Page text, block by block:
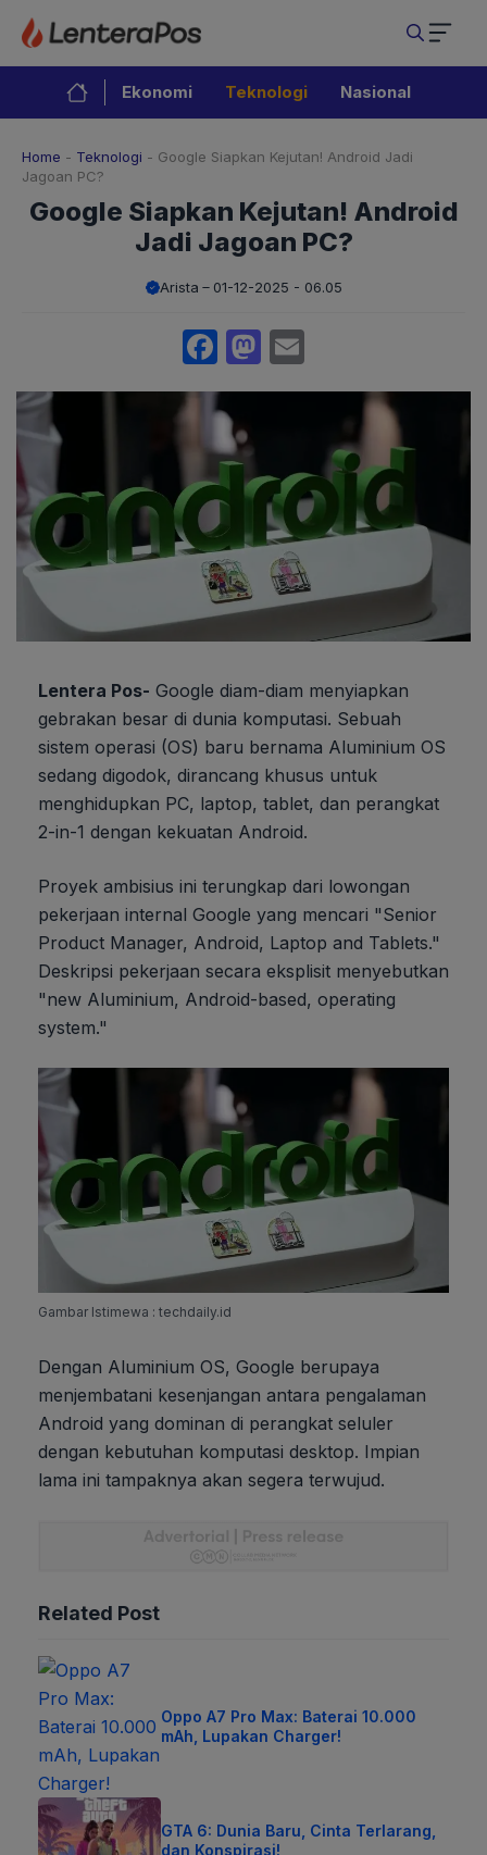
Langsung
isi
Ekonomi Teknologi Nasional
Home - Teknologi - Google Siapkan Kejutan! Android Jadi
Jagoan PC?
Google Siapkan Kejutan! Android
Jadi Jagoan PC?
Arista 01-12-2025 - 06.05
Facebook
Mastodon
Lentera Pos- Google diam-diam menyiapkan
gebrakan besar di dunia komputasi. Sebuah
sistem operasi (OS) baru bernama Aluminium OS
sedang digodok, dirancang khusus untuk
menghidupkan PC, laptop, tablet, dan perangkat
2-in-1 dengan kekuatan Android.
Proyek ambisius ini terungkap dari lowongan
pekerjaan internal Google yang mencari "Senior
Product Manager, Android, Laptop and Tablets."
Deskripsi pekerjaan secara eksplisit menyebutkan
"new Aluminium, Android-based, operating
system."
Gambar Istimewa : techdaily.id
Dengan Aluminium OS, Google berupaya
menjembatani kesenjangan antara pengalaman
Android yang dominan di perangkat seluler
dengan kebutuhan komputasi desktop. Impian
lama ini tampaknya akan segera terwujud.
Related Post
Oppo A7 Pro Max: Baterai 10.000
mAh, Lupakan Charger!
GTA 6: Dunia Baru, Cinta Terlarang,
dan Konspirasi!